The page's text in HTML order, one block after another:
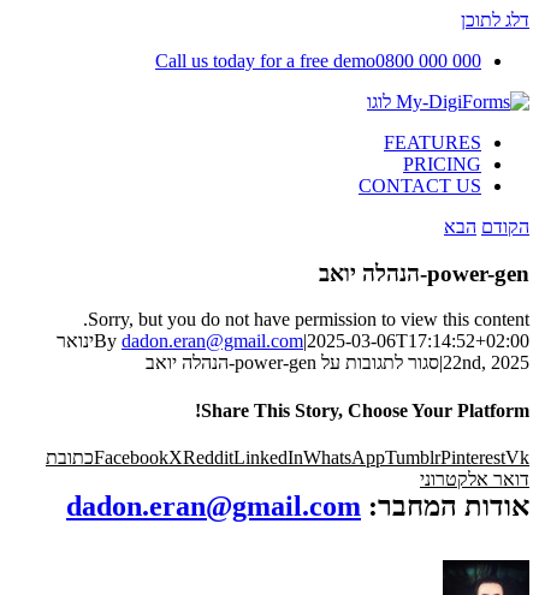
דלג לתוכן
Call us today for a free demo0800 000 000
FEATURES
PRICING
CONTACT US
הקודם הבא
power-gen-הנהלה יואב
Sorry, but you do not have permission to view this content.
By dadon.eran@gmail.com|2025-03-06T17:14:52+02:00
ינואר
22nd, 2025
|סגור לתגובות על power-gen-הנהלה יואב
Share This Story, Choose Your Platform!
FacebookXRedditLinkedInWhatsAppTumblrPinterestVk
כתובת
דואר אלקטרוני
אודות המחבר: dadon.eran@gmail.com